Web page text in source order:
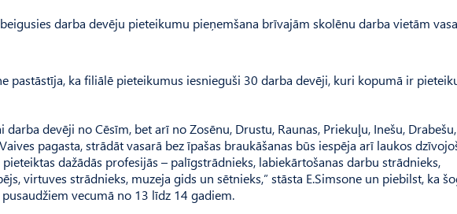
darba devēju pieteikumu pieņemšana brīvajām skolēnu darba vietām
pastāstīja, ka filiālē pieteikumus iesnieguši 30 darba devēji, kuri kopumā ir
devēji no Cēsīm, bet arī no Zosēnu, Drustu, Raunas, Priekuļu, Inešu, Drabešu,
pagasta, strādāt vasarā bez īpašas braukāšanas būs iespēja arī laukos
dažādās profesijās – palīgstrādnieks, labiekārtošanas darbu strādnieks,
virtuves strādnieks, muzeja gids un sētnieks,” stāsta E.Simsone un piebilst, ka
vecumā no 13 līdz 14 gadiem.